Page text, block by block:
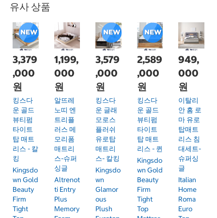
유사 상품
3,379
,000
원
킹스다
운 골드
뷰티펌
타이트
탑 매트
리스 - 칼
킹
Kingsdo
Wn Gold
Beauty
Firm
Tight
1,199,
000
원
알뜨레
노띠 엔
트리플
러스 메
모리폼
매트리
스-슈퍼
싱글
Altrenot
Ti Entry
Plus
Memory
3,579
,000
원
킹스다
운 글래
모로스
플러쉬
유로탑
매트리
스- 칼킹
Kingsdo
Wn
Glamor
Ous
Plush
2,589
,000
원
킹스다
운 골드
뷰티펌
타이트
탑 매트
리스 - 퀸
Kingsdo
Wn Gold
Beauty
Firm
Tight
Top
949,
000
원
이탈리
안 홈 로
마 유로
탑매트
리스 침
대세트-
슈퍼싱
글
Italian
Home
Roma
Euro